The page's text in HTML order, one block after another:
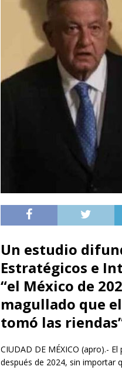
Un estudio
Estratégicos e
“el México de
magullado que
tomó las
CIUDAD DE MÉXICO (apro).-
después de 2024, sin importar